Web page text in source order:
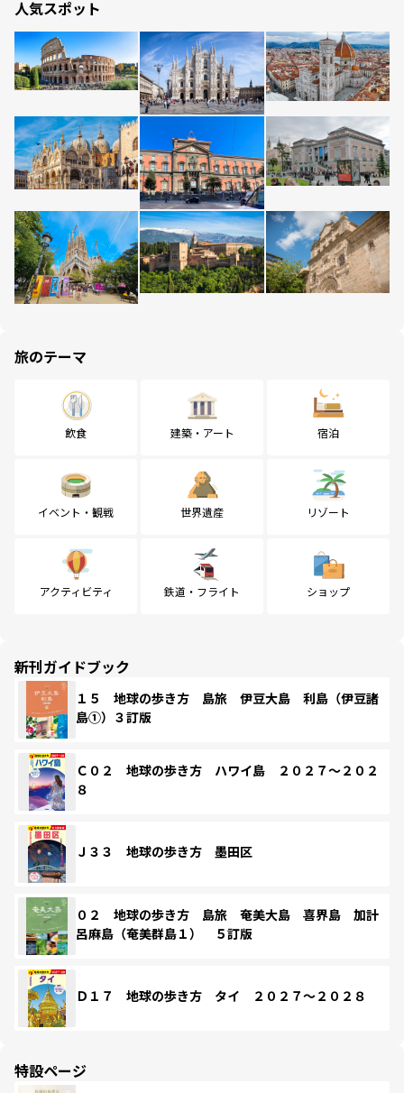
人気スポット
旅のテーマ
飲食 建築・アート 宿泊
イベント・観戦 世界遺産 リゾート
アクティビティ 鉄道・フライト ショップ
新刊ガイドブック
１５ 地球の歩き方 島旅 伊豆大島 利島（伊豆諸
島①）３訂版
Ｃ０２ 地球の歩き方 ハワイ島 ２０２７～２０２
８
Ｊ３３ 地球の歩き方 墨田区
０２ 地球の歩き方 島旅 奄美大島 喜界島 加計
呂麻島（奄美群島１） ５訂版
Ｄ１７ 地球の歩き方 タイ ２０２７～２０２８
特設ページ